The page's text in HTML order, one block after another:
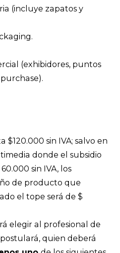
(incluye zapatos y
(exhibidores, puntos
$120.000 sin IVA; salvo en
donde el subsidio
sin IVA, los
de producto que
el tope será de $
elegir al profesional de
quien deberá